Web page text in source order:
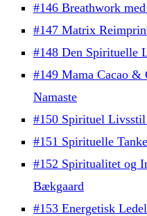
#146 Breathwork
#147 Matrix
#148 Den Spirituelle
#149 Mama Cacao &
Namaste
#150 Spirituel
#151 Spirituelle
#152 Spiritualitet og
Bækgaard
#153 Energetisk